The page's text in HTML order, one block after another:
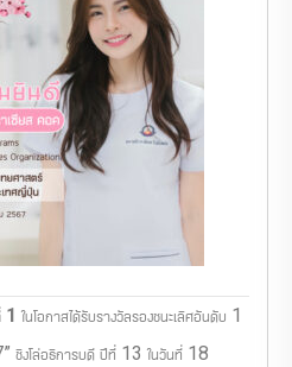
1 ในโอกาสได้รับรางวัลรองชนะเลิศอันดับ 1
ชิงโล่อธิการบดี ปีที่ 13 ในวันที่ 18